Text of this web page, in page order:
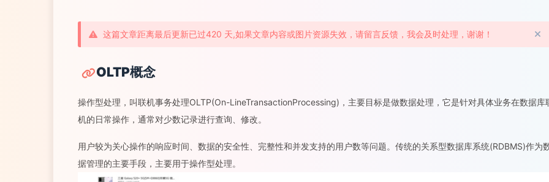
这篇文章距离最后更新已过420 天,如果文章内容或图片资源失效，请留言反馈，我会及时处理，谢谢！
OLTP概念
操作型处理，叫联机事务处理OLTP(On-LineTransactionProcessing)，主要目标是做数据处理，它是针对具体业务在数据库
机的日常操作，通常对少数记录进行查询、修改。
用户较为关心操作的响应时间、数据的安全性、完整性和并发支持的用户数等问题。传统的关系型数据库系统(RDBMS)作为
据管理的主要手段，主要用于操作型处理。